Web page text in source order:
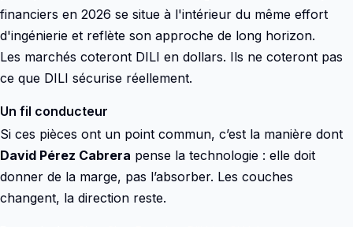
financiers en 2026 se situe à l'intérieur du même effort
d'ingénierie et reflète son approche de long horizon.
Les marchés coteront DILI en dollars. Ils ne coteront pas
ce que DILI sécurise réellement.
Un fil conducteur
Si ces pièces ont un point commun, c’est la manière dont
David Pérez Cabrera pense la technologie : elle doit
donner de la marge, pas l’absorber. Les couches
changent, la direction reste.